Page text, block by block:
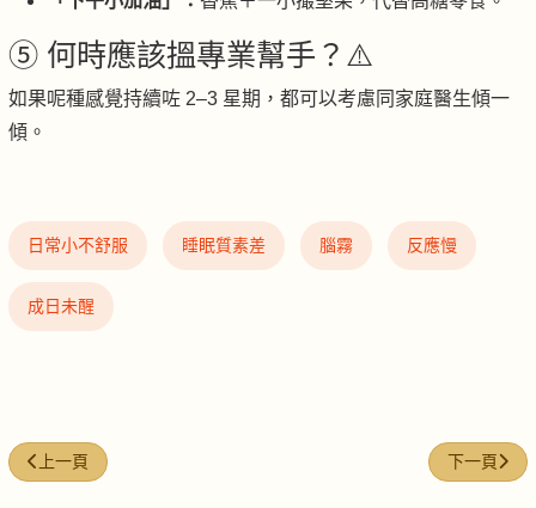
⑤ 何時應該搵專業幫手？⚠️
如果呢種感覺持續咗 2–3 星期，都可以考慮同家庭醫生傾一
傾。
日常小不舒服 睡眠質素差 腦霧 反應慢
成日未醒
上一篇文章: NFW-28｜易肚瀉／腸胃太快
上一頁 下一篇文章
下一頁